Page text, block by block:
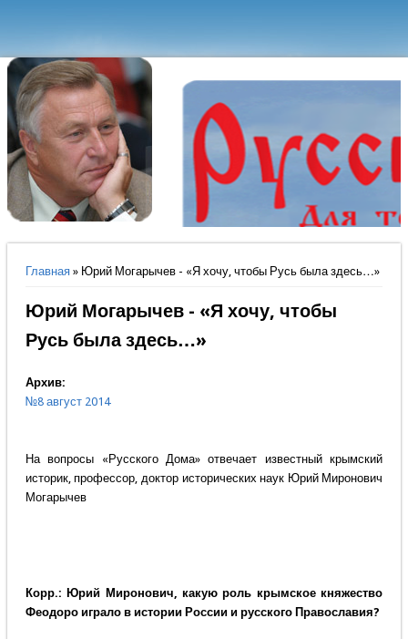
Вы здесь
Главная» Юрий Могарычев - «Я хочу, чтобы Русь была здесь…»
Юрий Могарычев - «Я хочу, чтобы
Русь была здесь…»
Архив:
№8 август 2014
На вопросы «Русского Дома» отвечает известный крымский
историк, профессор, доктор исторических наук Юрий Миронович
Могарычев
Корр.: Юрий Миронович, какую роль крымское княжество
Феодоро играло в истории России и русского Православия?